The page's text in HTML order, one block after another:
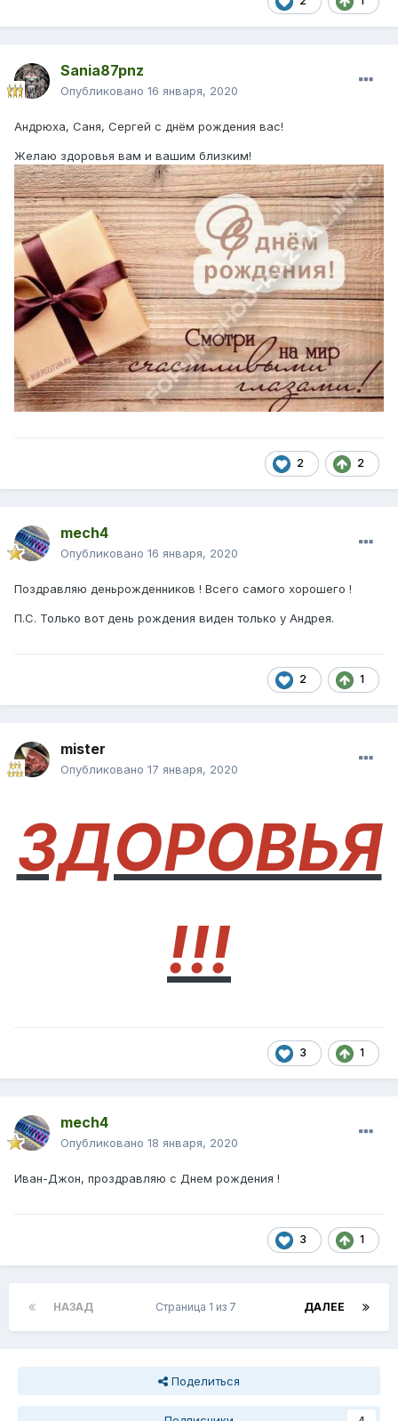
Sania87pnz
Опубликовано 16 января, 2020
Андрюха, Саня, Сергей с днём рождения вас!
Желаю здоровья вам и вашим близким!
2 2
mech4
Опубликовано 16 января, 2020
Поздравляю деньрожденников ! Всего самого хорошего !
П.С. Только вот день рождения виден только у Андрея.
2 1
mister
Опубликовано 17 января, 2020
ЗДОРОВЬЯ
!!!
3 1
mech4
Опубликовано 18 января, 2020
Иван-Джон, проздравляю с Днем рождения !
3 1
НАЗАД ДАЛЕЕ
Страница 1 из 7
Поделиться